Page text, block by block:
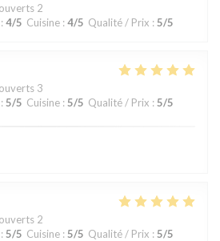
2
: 4/5 Cuisine : 4/5 Qualité / Prix : 5/5
3
: 5/5 Cuisine : 5/5 Qualité / Prix : 5/5
2
: 5/5 Cuisine : 5/5 Qualité / Prix : 5/5